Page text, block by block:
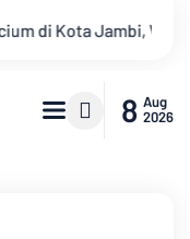
Hadapi Puncak
8 Aug
2026